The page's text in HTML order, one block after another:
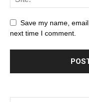
Save my name,
next time I comment.